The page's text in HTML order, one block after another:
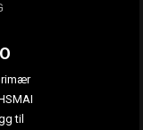
til